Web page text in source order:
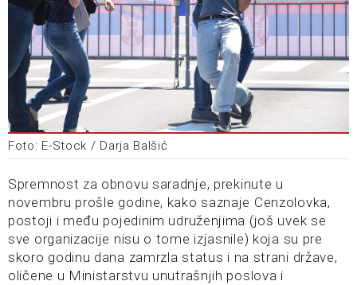
Foto: E-Stock / Darja Balšić
Spremnost za obnovu saradnje, prekinute u
novembru prošle godine, kako saznaje Cenzolovka,
postoji i među pojedinim udruženjima (još uvek se
sve organizacije nisu o tome izjasnile) koja su pre
skoro godinu dana zamrzla status i na strani države,
oličene u Ministarstvu unutrašnjih poslova i